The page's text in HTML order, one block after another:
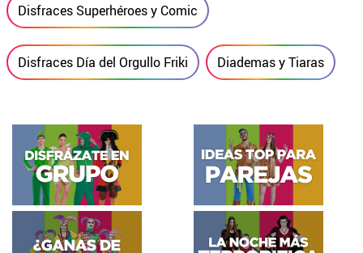
Disfraces Superhéroes y Comic
Disfraces Día del Orgullo Friki Diademas y Tiaras